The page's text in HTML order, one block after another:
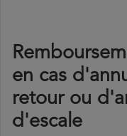
en cas
retour ou
d'escale